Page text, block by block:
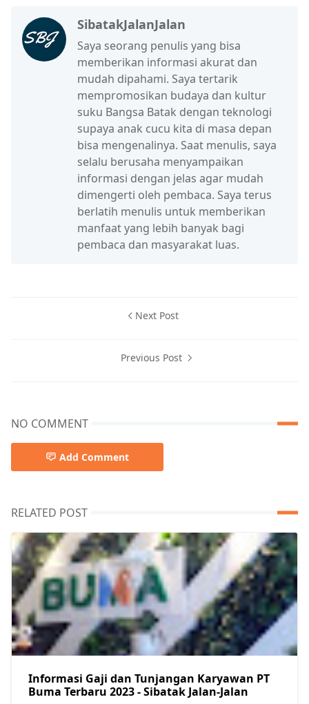
SibatakJalanJalan
Saya seorang penulis yang bisa
memberikan informasi akurat dan
mudah dipahami. Saya tertarik
mempromosikan budaya dan kultur
suku Bangsa Batak dengan teknologi
supaya anak cucu kita di masa depan
bisa mengenalinya. Saat menulis, saya
selalu berusaha menyampaikan
informasi dengan jelas agar mudah
dimengerti oleh pembaca. Saya terus
berlatih menulis untuk memberikan
manfaat yang lebih banyak bagi
pembaca dan masyarakat luas.
Next Post
Previous Post
NO COMMENT
Add Comment
RELATED POST
Informasi Gaji dan Tunjangan Karyawan PT
Buma Terbaru 2023 - Sibatak Jalan-Jalan